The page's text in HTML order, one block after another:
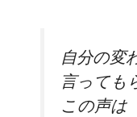
自分の変
言っても
この声は